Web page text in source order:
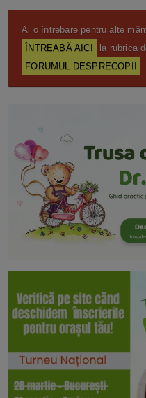
Ai o întrebare pentru alte
ÎNTREABĂ AICI
la rubrica
FORUMUL DESPRECOPII